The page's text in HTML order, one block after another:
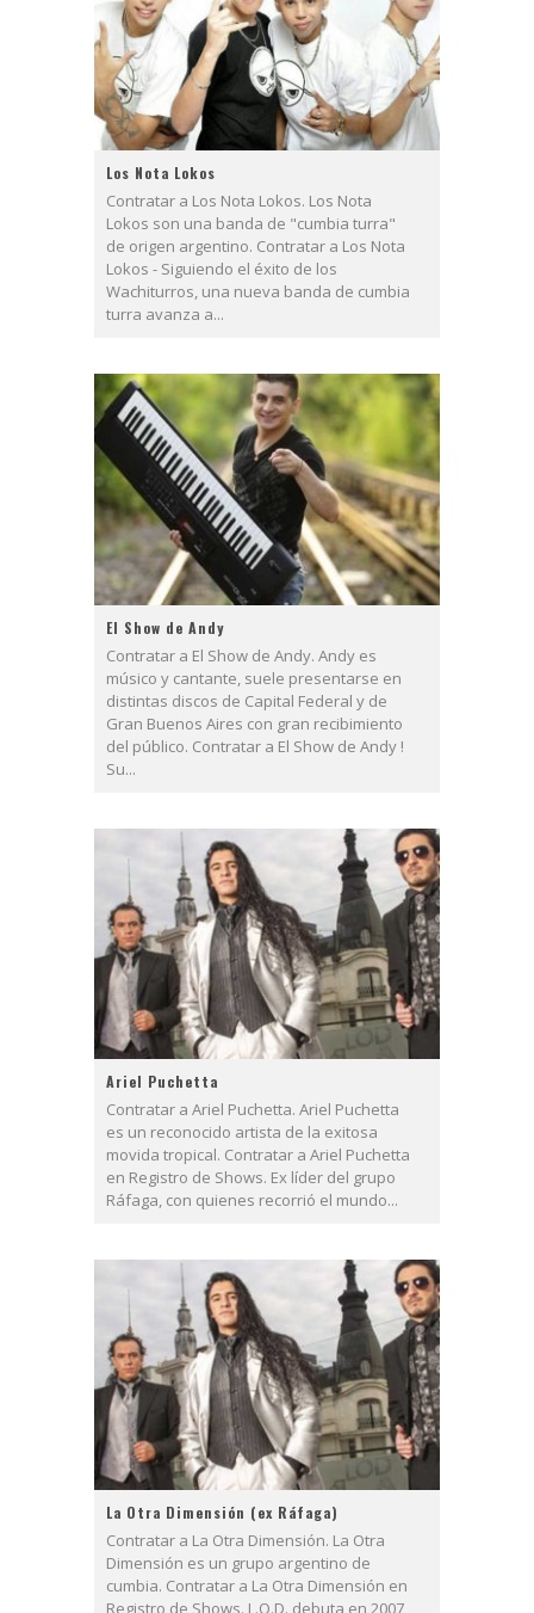
Los Nota Lokos
Contratar a Los Nota Lokos. Los Nota
Lokos son una banda de "cumbia turra"
de origen argentino. Contratar a Los Nota
Lokos - Siguiendo el éxito de los
Wachiturros, una nueva banda de cumbia
turra avanza a...
El Show de Andy
Contratar a El Show de Andy. Andy es
músico y cantante, suele presentarse en
distintas discos de Capital Federal y de
Gran Buenos Aires con gran recibimiento
del público. Contratar a El Show de Andy !
Su...
Ariel Puchetta
Contratar a Ariel Puchetta. Ariel Puchetta
es un reconocido artista de la exitosa
movida tropical. Contratar a Ariel Puchetta
en Registro de Shows. Ex líder del grupo
Ráfaga, con quienes recorrió el mundo...
La Otra Dimensión (ex Ráfaga)
Contratar a La Otra Dimensión. La Otra
Dimensión es un grupo argentino de
cumbia. Contratar a La Otra Dimensión en
Registro de Shows. L.O.D. debuta en 2007,